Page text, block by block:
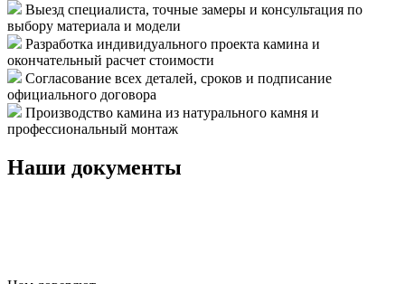
Выезд специалиста, точные замеры и консультация по
выбору материала и модели
Разработка индивидуального проекта камина и
окончательный расчет стоимости
Согласование всех деталей, сроков и подписание
официального договора
Производство камина из натурального камня и
профессиональный монтаж
Наши документы